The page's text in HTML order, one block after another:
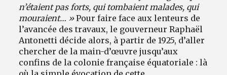
n’étaient pas forts, qui tombaient malades, qui
mouraient… »Pour faire face aux lenteurs de
l’avancée des travaux, le gouverneur Raphaël
Antonetti décide alors, à partir de 1925, d’aller
chercher de la main-d’œuvre jusqu’aux
confins de la colonie française équatoriale : là